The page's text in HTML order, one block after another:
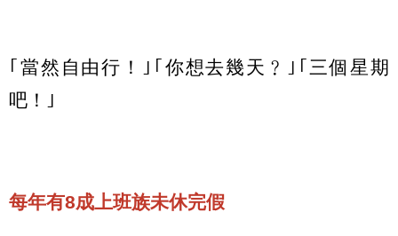
｢當然自由行！｣｢你想去幾天﹖｣｢三個星期
吧！｣
每年有8成上班族未休完假